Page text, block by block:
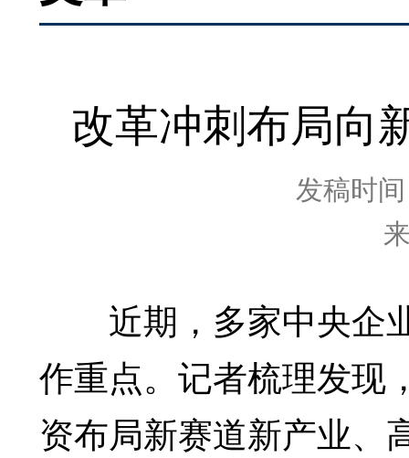
改革冲刺布局向
发稿时
近期，多家中央企
作重点。记者梳理发现
资布局新赛道新产业、